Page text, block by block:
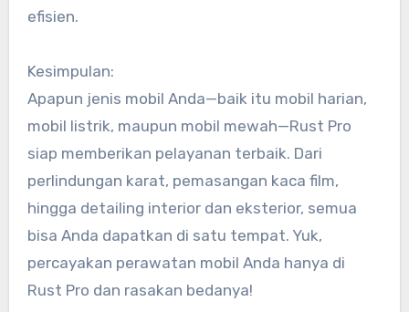
efisien.
Kesimpulan:
Apapun jenis mobil Anda—baik itu mobil harian,
mobil listrik, maupun mobil mewah—Rust Pro
siap memberikan pelayanan terbaik. Dari
perlindungan karat, pemasangan kaca film,
hingga detailing interior dan eksterior, semua
bisa Anda dapatkan di satu tempat. Yuk,
percayakan perawatan mobil Anda hanya di
Rust Pro dan rasakan bedanya!